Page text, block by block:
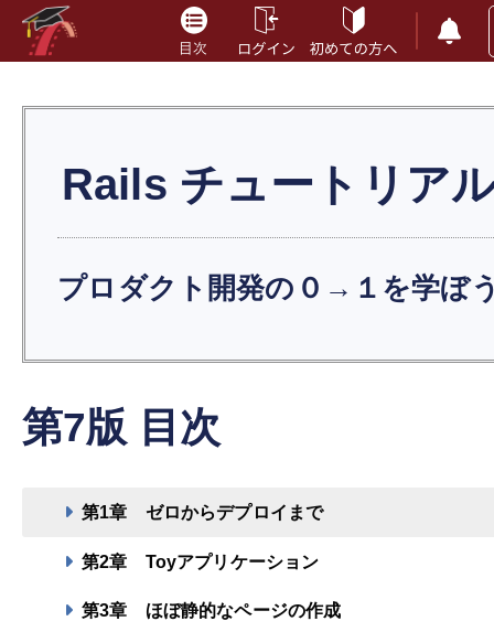
Rails チュートリア
プロダクト開発の０→１を学ぼ
第7版 目次
第1章 ゼロからデプロイまで
第2章 Toyアプリケーション
第3章 ほぼ静的なページの作成